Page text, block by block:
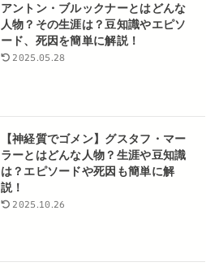
アントン・ブルックナーとはどんな
人物？その生涯は？豆知識やエピソ
ード、死因を簡単に解説！
2025.05.28
【神経質でゴメン】グスタフ・マー
ラーとはどんな人物？生涯や豆知識
は？エピソードや死因も簡単に解
説！
2025.10.26